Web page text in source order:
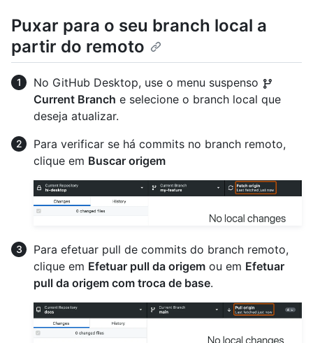
Puxar para o seu branch local a
partir do remoto
No GitHub Desktop, use o menu suspenso
Current Branch e selecione o branch local que
deseja atualizar.
Para verificar se há commits no branch remoto,
clique em Buscar origem
Para efetuar pull de commits do branch remoto,
clique em Efetuar pull da origem ou em Efetuar
pull da origem com troca de base.